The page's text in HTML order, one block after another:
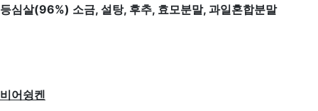
등심살(96%) 소금, 설탕, 후추, 효모분말, 과일혼합분말
비어슁켄